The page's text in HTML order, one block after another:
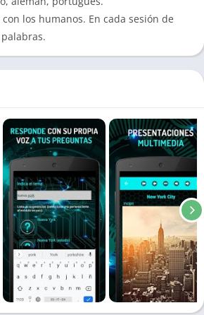
los humanos. En cada sesión de